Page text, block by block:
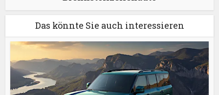
Das könnte Sie auch interessieren